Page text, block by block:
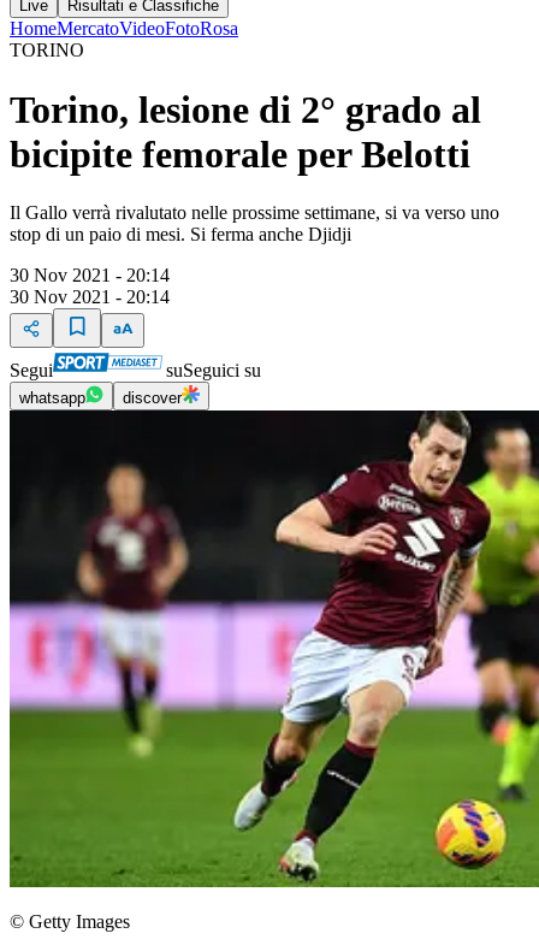
Live
Risultati e Classifiche
HomeMercatoVideoFotoRosa
TORINO
Torino, lesione di 2° grado al
bicipite femorale per Belotti
Il Gallo verrà rivalutato nelle prossime settimane, si va verso uno
stop di un paio di mesi. Si ferma anche Djidji
30 Nov 2021 - 20:14
30 Nov 2021 - 20:14
Segui suSeguici su
whatsapp discover
© Getty Images